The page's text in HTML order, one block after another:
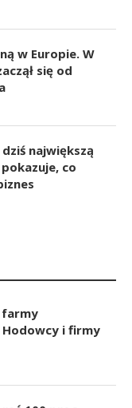
w Europie. W
się od
największą
co
farmy
i firmy